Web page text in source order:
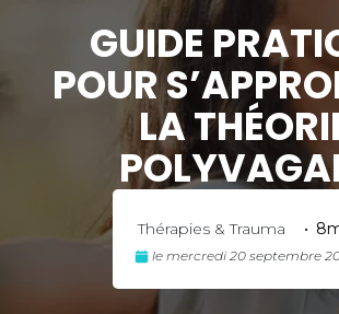
GUIDE
POUR
LA
Thérapies & Trauma •
le mercredi 20 septembre